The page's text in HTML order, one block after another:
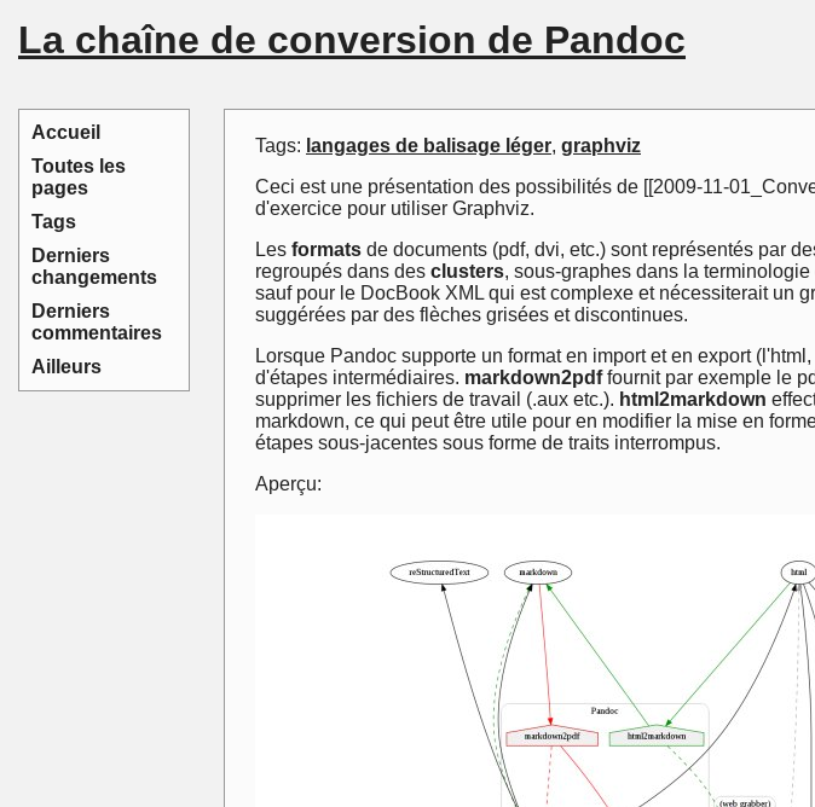
Accueil
Toutes les
pages
Tags
Derniers
changements
Derniers
commentaires
Ailleurs
La chaîne de conversion de Pandoc
Tags: langages de balisage léger, graphviz
Ceci est une présentation des possibilités de [[2009-11-
d'exercice pour utiliser Graphviz.
Les formats de documents (pdf, dvi, etc.) sont représentés par
regroupés dans des clusters, sous-graphes dans la
sauf pour le DocBook XML qui est complexe et nécessiterait un
suggérées par des flèches grisées et discontinues.
Lorsque Pandoc supporte un format en import et en export
d'étapes intermédiaires. markdown2pdffournit par exemple le
supprimer les fichiers de travail (.aux etc.). html2markdown
markdown, ce qui peut être utile pour en modifier la mise en
étapes sous-jacentes sous forme de traits interrompus.
Aperçu: